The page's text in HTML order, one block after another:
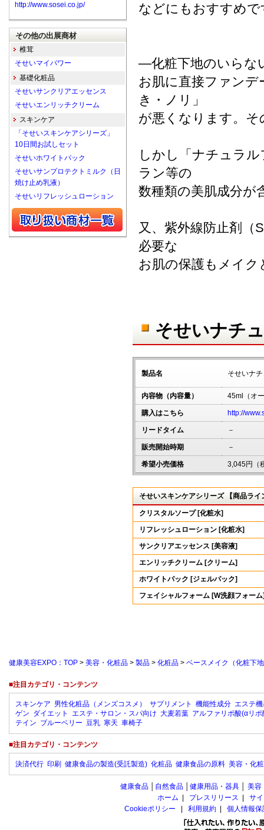
などにもおすすめで
―化粧下地のいらな
お肌に直接ファンデ
き・ノリ」
が悪くなります。そ
しかし「ナチュラ
ラン等の
数種類の美肌成分が
又、紫外線防止剤（
必要な
お肌の保護もメイク
そせいナチ
製品名 そせいナ
内容物（内容量） 45ml（オ
購入はこちら http://
リードタイム －
販売開始時期 －
希望小売価格 3,045円（
そせいスキンケアシリーズ 【商品ライ
クリスタルソープ [化粧水]
リフレッシュローション [化粧水]
サンクリアエッセンス [美容液]
エンリッチクリーム [クリーム]
ホワイトパック [ジェルパック]
フェイシャルフォーム [W洗顔フォー
http://www.sosei.co.jp/
その他の出展商材
椎茸
そせいマイパワー
基礎化粧品
そせいサンクリアエッセンス
そせいエンリッチクリーム
スキンケア
「そせいスキンケアシリーズ」
10日間お試しセット
そせいホワイトパック
そせいサンプロテクトミルク（日
焼け止め乳液）
そせいリフレッシュローション
健康美容EXPO：TOP > 美容・化粧品 > 製品 > 化粧品 > ベースメイク（化粧下
■注目カテゴリ・コンテンツ
スキンケア 男性化粧品（メンズコスメ） サプリメント 機能性成分 エステ
ゲン ダイエット エステ・サロン・スパ向け 大麦若葉 アルファリポ酸(αリポ
テイン ブルーベリー 豆乳 寒天 車椅子
■注目カテゴリ・コンテンツ
決済代行 印刷 健康食品の製造(受託製造) 化粧品 健康食品の原料 美容・化
健康食品 自然食品 健康用品・器具 美容
ホーム
プレスリリース
サ
Cookieポリシー
利用規約 個人情報